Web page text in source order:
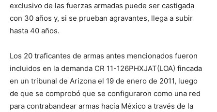
exclusivo de las fuerzas armadas puede ser castigada
con 30 años y, si se prueban agravantes, llega a subir
hasta 40 años.
Los 20 traficantes de armas antes mencionados fueron
incluidos en la demanda CR 11-126PHXJAT(LOA) fincada
en un tribunal de Arizona el 19 de enero de 2011, luego
de que se comprobó que se configuraron como una red
para contrabandear armas hacia México a través de la